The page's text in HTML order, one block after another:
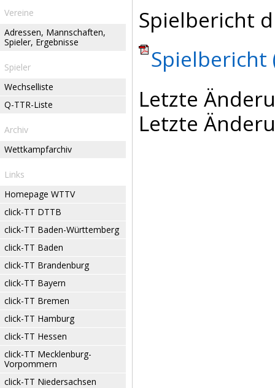
Vereine
Adressen, Mannschaften,
Spieler, Ergebnisse
Spieler
Wechselliste
Q-TTR-Liste
Archiv
Wettkampfarchiv
Links
Homepage WTTV
click-TT DTTB
click-TT Baden-Württemberg
click-TT Baden
click-TT Brandenburg
click-TT Bayern
click-TT Bremen
click-TT Hamburg
click-TT Hessen
click-TT Mecklenburg-
Vorpommern
click-TT Niedersachsen
Spielbericht
Spielbericht
Letzte
Letzte